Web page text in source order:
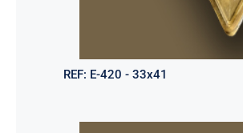
REF: E-420 - 33x41